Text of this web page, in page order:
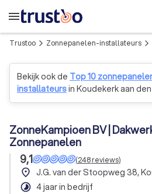
menu
Trustoo arrow_forward_ios Zonnepanelen-installateurs arrow_forward_ios
Bekijk ook de Top 10
installateursin Koudekerk aan den
ZonneKampioen BV |
Zonnepanelen
9,1
(248reviews)
place J.G. van der Stoopweg 38,
timelapse 4 jaar in bedrijf